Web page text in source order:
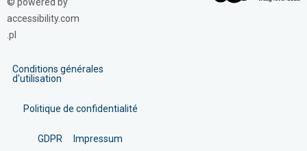
accessibility.com
.pl
Conditions générales
d'utilisation
Politique de confidentialité
GDPR Impressum